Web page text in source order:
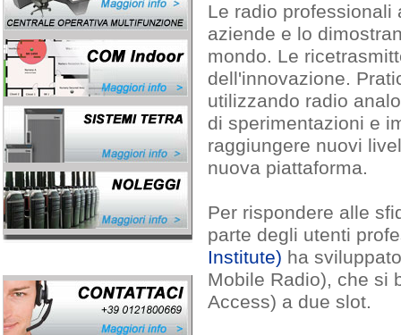
Le radio professionali
aziende e lo
mondo. Le
dell'innovazione.
utilizzando radio
di sperimentazioni e
raggiungere nuovi
nuova piattaforma.
Per rispondere alle
parte degli utenti
Institute) ha
Mobile Radio), che si
Access) a due slot.